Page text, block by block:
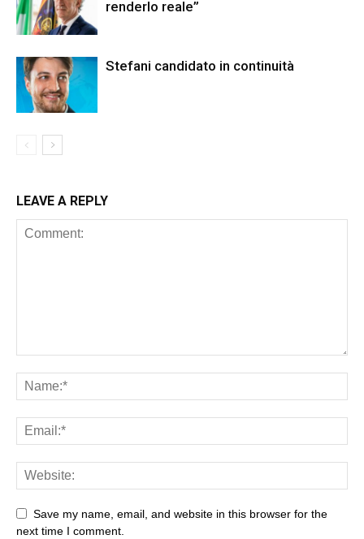
renderlo reale”
Stefani candidato in continuità
LEAVE A REPLY
Save my name, email, and website in this browser for the
next time I comment.